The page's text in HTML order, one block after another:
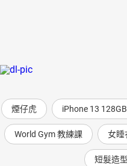
煙仔虎 iPhone 13 128GB
World Gym 教練課 女睡
短髮造型